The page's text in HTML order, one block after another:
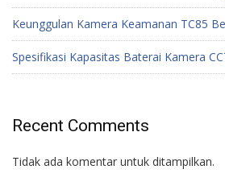
Keunggulan Kamera Keamanan TC85
Spesifikasi Kapasitas Baterai Kamera
Recent Comments
Tidak ada komentar untuk ditampilkan.